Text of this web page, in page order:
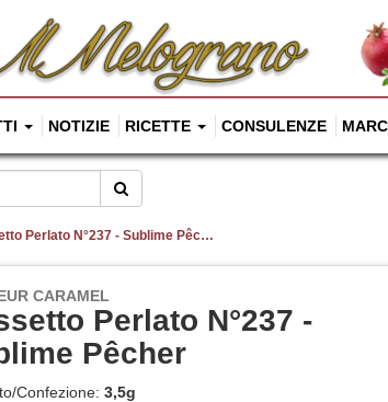
NOTIZIE RICETTE CONSULENZE
Perlato N°237 - Sublime Pêcher
CARAMEL
Perlato N°237 -
Pêcher
Confezione: 3,5g